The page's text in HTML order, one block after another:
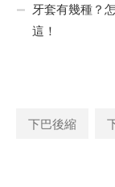
牙套有幾種？
這！
下巴後縮